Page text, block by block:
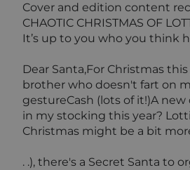
Cover and edition content
CHAOTIC CHRISTMAS OF
It’s up to you who you think
Dear Santa,For Christmas
brother who doesn't fart on
gestureCash (lots of it!)A
in my stocking this year?
Christmas might be a bit
. .), there's a Secret Santa to